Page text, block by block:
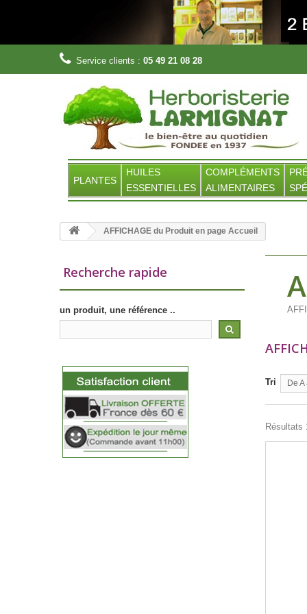
Service clients : 05 49 21 08 28
PLANTES
HUILES
ESSENTIELLES
COMPLÉMENTS
ALIMENTAIRES
AFFICHAGE du Produit en page Accueil
Recherche rapide
un produit, une référence ..
Tri De A
Résultats